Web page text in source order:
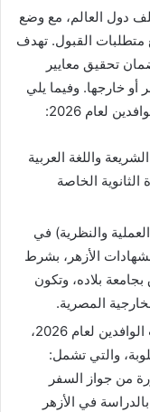
دول العالم، مع وضع
القبول. تهدف
تحقيق معايير
خارجها. وفيما يلي
لعام 2026:
واللغة العربية
الثانوية الخاصة
والنظرية) في
الأزهر، بشرط
بلاده، وتكون
المصرية.
عند التسجيل في جامعة الأزهر للطلاب الوافدين لعام 2026،
والتي تشمل:
من جواز السفر
في الأزهر